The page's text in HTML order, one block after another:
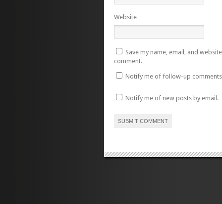
Website
Save my name, email, and
comment.
Notify me of follow-up
Notify me of new posts by email.